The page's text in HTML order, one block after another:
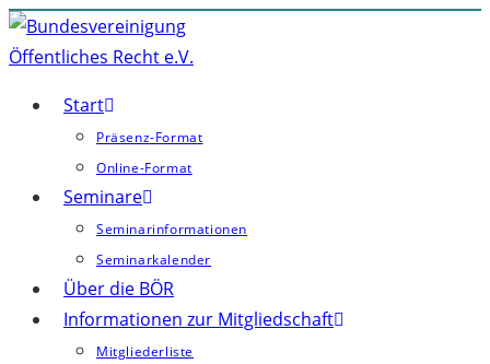
Zum
Inhalt
Start
Präsenz-Format
Online-Format
Seminare
Seminarinformationen
Seminarkalender
Über die BÖR
Informationen zur Mitgliedschaft
Mitgliederliste